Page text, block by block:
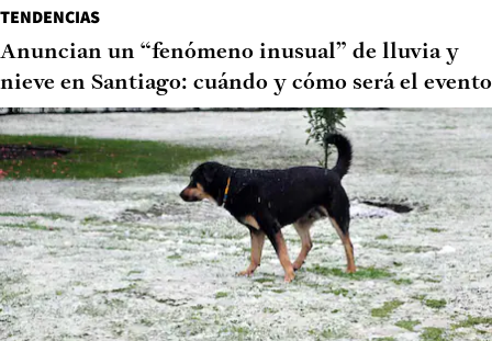
TENDENCIAS
Anuncian un “fenómeno inusual” de lluvia y
nieve en Santiago: cuándo y cómo será el evento